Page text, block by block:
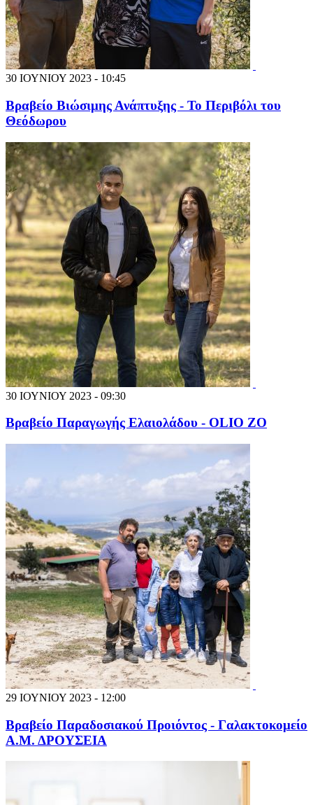
30 ΙΟΥΝΙΟΥ 2023 - 10:45
Βραβείο Βιώσιμης Ανάπτυξης - Το Περιβόλι του
Θεόδωρου
30 ΙΟΥΝΙΟΥ 2023 - 09:30
Βραβείο Παραγωγής Ελαιολάδου - OLIO ZO
29 ΙΟΥΝΙΟΥ 2023 - 12:00
Βραβείο Παραδοσιακού Προιόντος - Γαλακτοκομείο
Α.Μ. ΔΡΟΥΣΕΙΑ